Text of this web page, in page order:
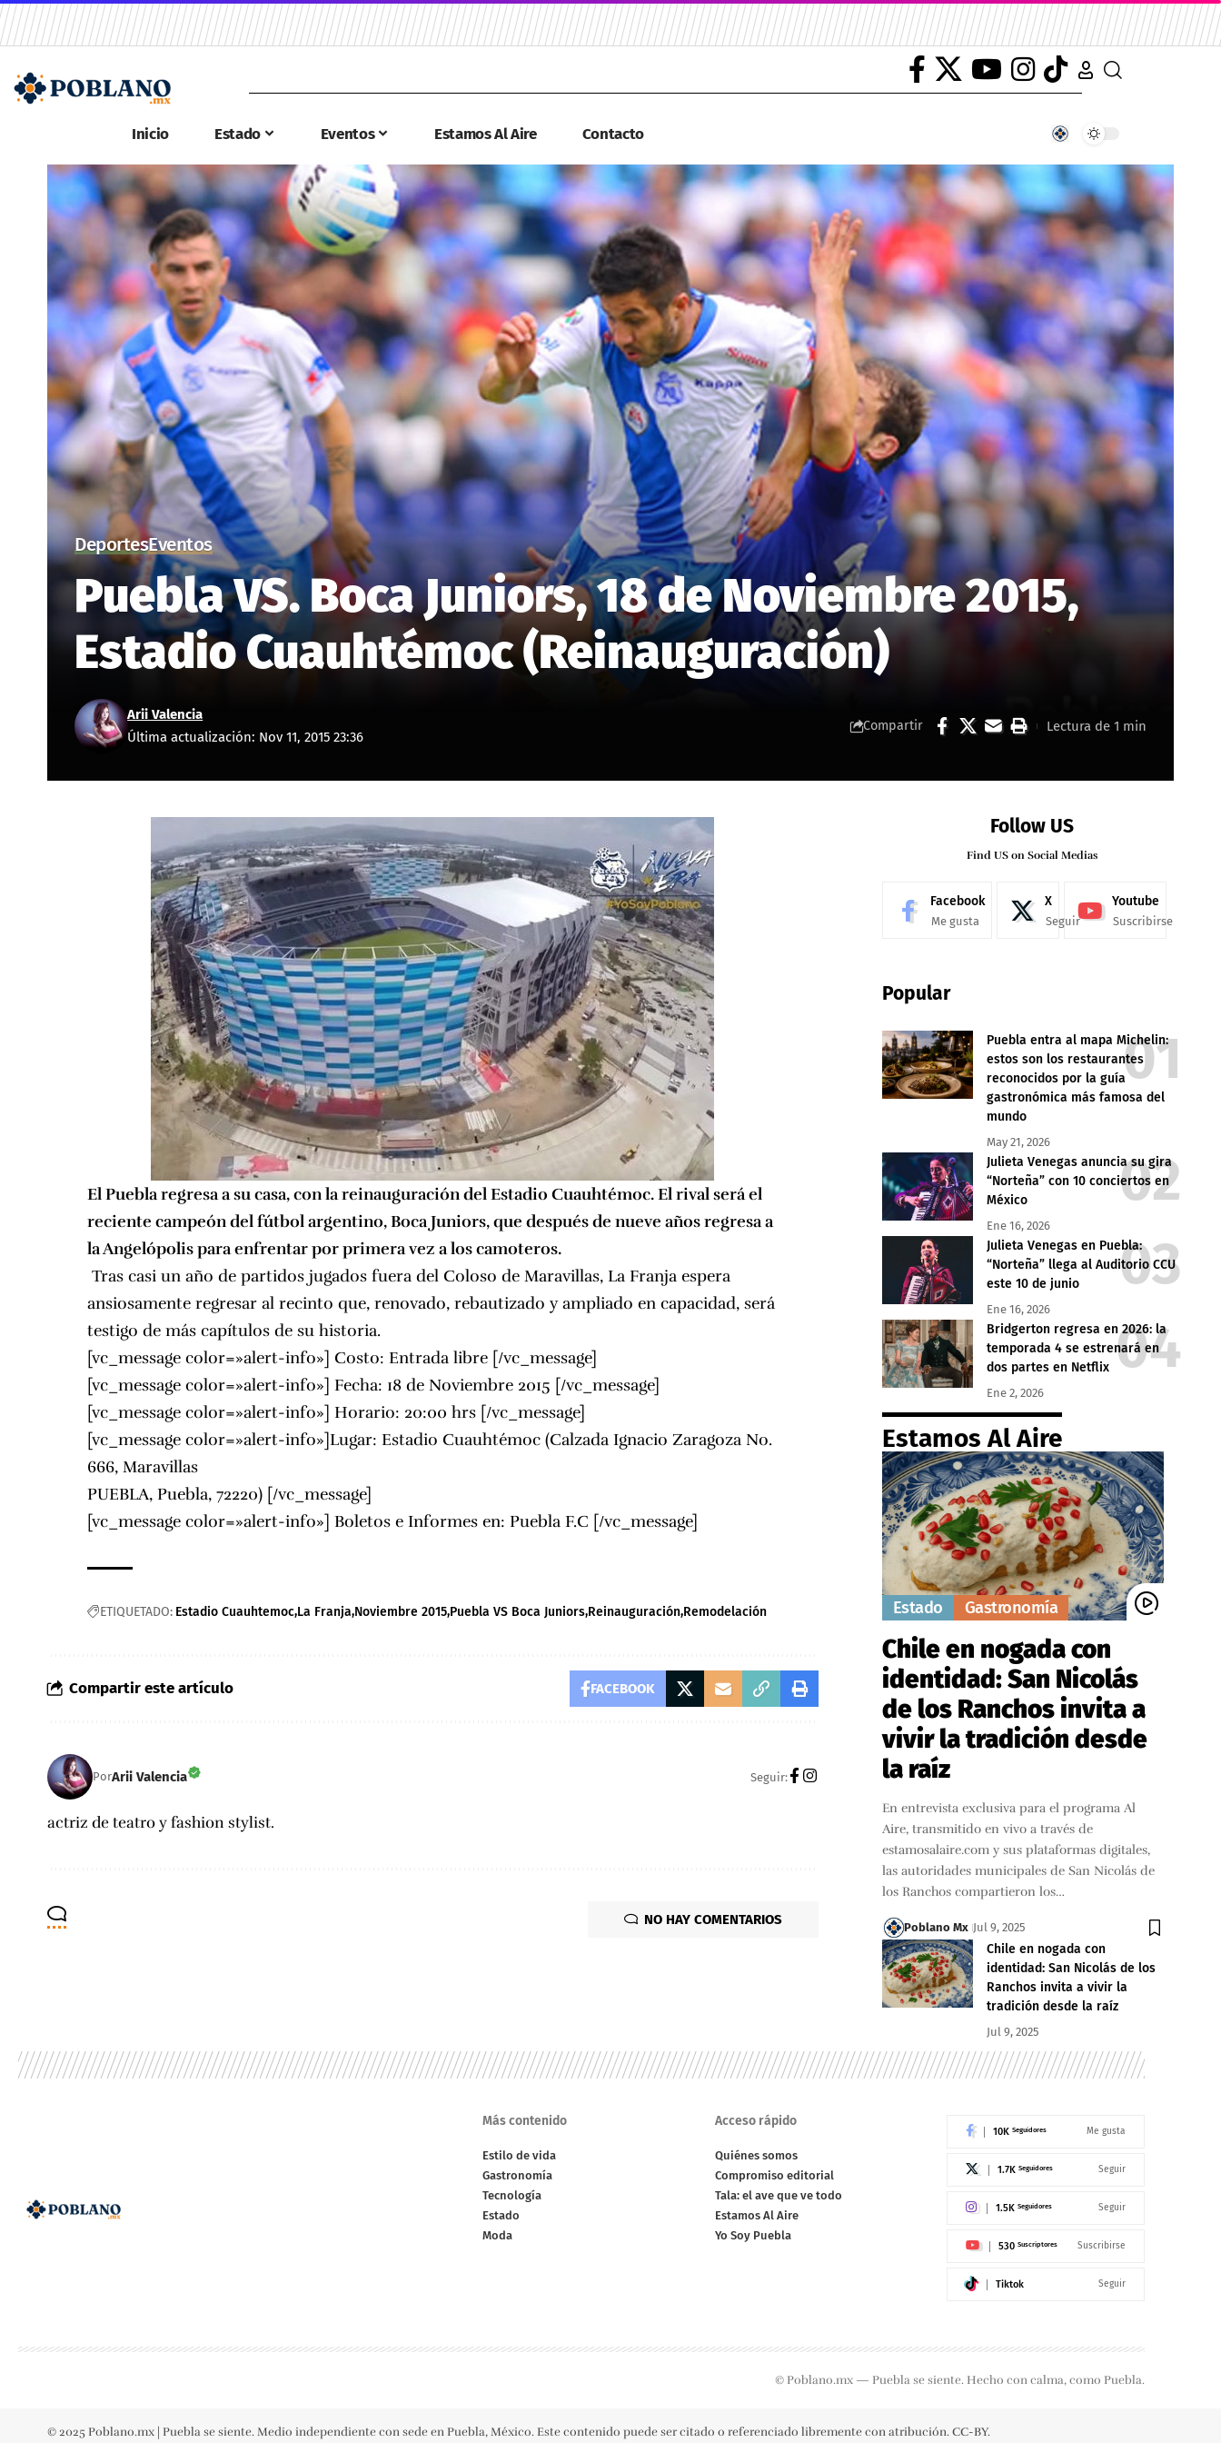
Inicio Estado Eventos Estamos Al Aire Contacto
DeportesEventos
Puebla VS. Boca Juniors, 18 de Noviembre 2015,
Estadio Cuauhtémoc (Reinauguración)
Última actualización: Nov 11, 2015 23:36
Arii Valencia
Compartir Lectura de 1 min
El Puebla regresa a su casa, con la reinauguración del Estadio Cuauhtémoc. El rival será el
reciente campeón del fútbol argentino, Boca Juniors, que después de nueve años regresa a
la Angelópolis para enfrentar por primera vez a los camoteros.
Tras casi un año de partidos jugados fuera del Coloso de Maravillas, La Franja espera
ansiosamente regresar al recinto que, renovado, rebautizado y ampliado en capacidad, será
testigo de más capítulos de su historia.
[vc_message color=»alert-info»] Costo: Entrada libre [/vc_message]
[vc_message color=»alert-info»] Fecha: 18 de Noviembre 2015 [/vc_message]
[vc_message color=»alert-info»] Horario: 20:00 hrs [/vc_message]
[vc_message color=»alert-info»]Lugar: Estadio Cuauhtémoc (Calzada Ignacio Zaragoza No.
666, Maravillas
PUEBLA, Puebla, 72220) [/vc_message]
[vc_message color=»alert-info»] Boletos e Informes en:Puebla F.C [/vc_message]
ETIQUETADO: Estadio Cuauhtemoc La Franja Noviembre 2015 Puebla VS Boca Juniors Reinauguración Remodelación
Compartir este artículo FACEBOOK
PorArii Valencia Seguir:
actriz de teatro y fashion stylist.
NO HAY COMENTARIOS
Follow US
Find US on Social Medias
Facebook
Me gusta
X
Seguir
Youtube
Suscribirse
Popular
Puebla entra al mapa Michelin:
estos son los restaurantes
reconocidos por la guía
gastronómica más famosa del
mundo
May 21, 2026
Julieta Venegas anuncia su gira
“Norteña” con 10 conciertos en
México
Ene 16, 2026
Julieta Venegas en Puebla:
“Norteña” llega al Auditorio CCU
este 10 de junio
Ene 16, 2026
Bridgerton regresa en 2026: la
temporada 4 se estrenará en
dos partes en Netflix
Ene 2, 2026
Estamos Al Aire
Estado Gastronomía
Chile en nogada con
identidad: San Nicolás
de los Ranchos invita a
vivir la tradición desde
la raíz
En entrevista exclusiva para el programa Al
Aire, transmitido en vivo a través de
estamosalaire.com y sus plataformas digitales,
las autoridades municipales de San Nicolás de
los Ranchos compartieron los…
Poblano Mx Jul 9, 2025
Chile en nogada con
identidad: San Nicolás de los
Ranchos invita a vivir la
tradición desde la raíz
Jul 9, 2025
Más contenido
Estilo de vida
Gastronomía
Tecnología
Estado
Moda
Acceso rápido
Quiénes somos
Compromiso editorial
Tala: el ave que ve todo
Estamos Al Aire
Yo Soy Puebla
10K Seguidores Me gusta
1.7K Seguidores Seguir
1.5K Seguidores Seguir
530 Suscriptores Suscribirse
Tiktok Seguir
© Poblano.mx — Puebla se siente. Hecho con calma, como Puebla.
© 2025 Poblano.mx | Puebla se siente. Medio independiente con sede en Puebla, México. Este contenido puede ser citado o referenciado libremente con atribución. CC-BY.